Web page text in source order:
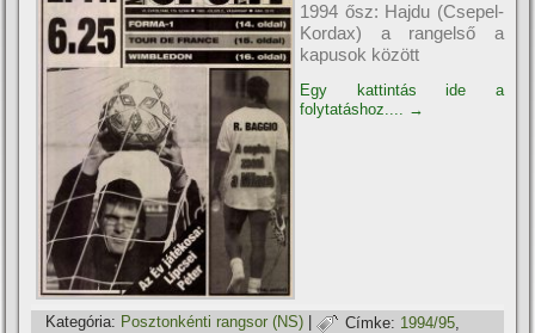
1994 ősz: Hajdu (Csepel-
Kordax) a rangelső a
kapusok között
Egy kattintás ide a
folytatáshoz.... →
Kategória: Posztonkénti rangsor (NS) | Címke: 1994/95